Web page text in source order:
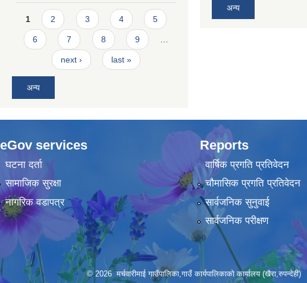
Pages
1 2 3 4 5
6 7 8 9
next › last »
अन्य
अन्य
eGov services
घटना दर्ता
सामाजिक सुरक्षा
नागरिक वडापत्र
Reports
वार्षिक प्रगति प्रतिवेदन
चौमासिक प्रगति प्रतिवेदन
सार्वजनिक सुनुवाई
सार्वजनिक परीक्षण
© 2026 मर्चवारीमाई गाउँपालिका,गाउँ कार्यपालिकाको कार्यालय (खैरा,रुपन्देही)